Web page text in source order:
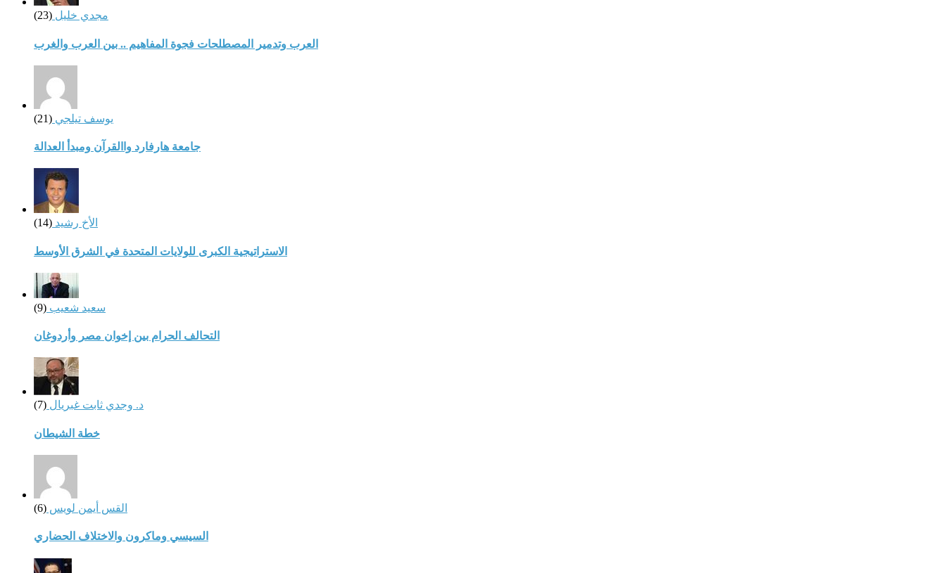
مجدي خليل (23)
العرب وتدمير المصطلحات فجوة المفاهيم .. بين العرب والغرب
يوسف تيلجي (21)
جامعة هارفارد واالقرآن ومبدأ العدالة
الأخ رشيد (14)
الاستراتيجية الكبرى للولايات المتحدة في الشرق الأوسط
سعيد شعيب (9)
التحالف الحرام بين إخوان مصر وأردوغان
د. وجدي ثابت غبريال (7)
خطة الشيطان
القس أيمن لويس (6)
السيسي وماكرون والاختلاف الحضاري